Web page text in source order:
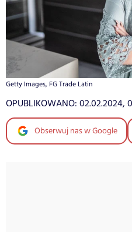
Getty Images, FG Trade Latin
OPUBLIKOWANO: 02.02.2024,
Obserwuj nas w Google